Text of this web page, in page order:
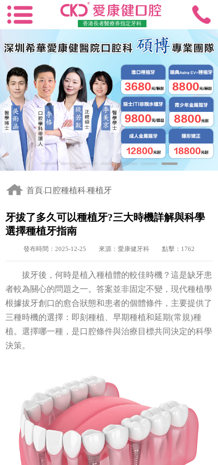
香港長者醫療券指定牙科
首頁-口腔種植科-種植牙
牙拔了多久可以種植牙?三大時機詳解與科學
選擇種植牙指南
發布時間：2025-12-25 來源：愛康健牙科 點擊：1762
拔牙後，何時是植入種植體的較佳時機？這是缺牙患
者較為關心的問題之一。答案並非固定不變，現代種植學
根據拔牙創口的愈合狀態和患者的個體條件，主要提供了
三種時機的選擇：即刻種植、早期種植和延期(常規)種
植。選擇哪一種，是口腔條件與治療目標共同決定的科學
決策。